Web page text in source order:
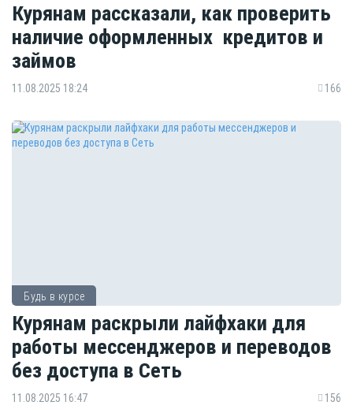
Курянам рассказали, как проверить
наличие оформленных кредитов и
займов
11.08.2025 18:24 166
Будь в курсе
Курянам раскрыли лайфхаки для
работы мессенджеров и переводов
без доступа в Сеть
11.08.2025 16:47 156